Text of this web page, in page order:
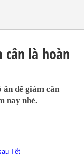
là hoàn
ăn để giảm cân
nay nhé.
Tết